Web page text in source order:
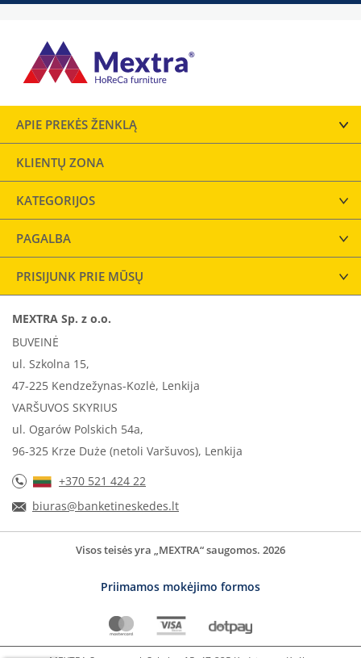
APIE PREKĖS ŽENKLĄ
KLIENTŲ ZONA
KATEGORIJOS
PAGALBA
PRISIJUNK PRIE MŪSŲ
MEXTRA Sp. z o.o.
BUVEINĖ
ul. Szkolna 15,
47-225 Kendzežynas-Kozlė, Lenkija
VARŠUVOS SKYRIUS
ul. Ogarów Polskich 54a,
96-325 Krze Duże (netoli Varšuvos), Lenkija
+370 521 424 22
biuras@banketineskedes.lt
Visos teisės yra „MEXTRA“ saugomos. 2026
Priimamos mokėjimo formos